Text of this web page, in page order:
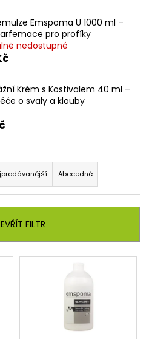
Emspoma U 1000 ml –
pro profíky
nedostupné
Krém s Kostivalem 40 ml –
o svaly a klouby
Abecedně
FILTR